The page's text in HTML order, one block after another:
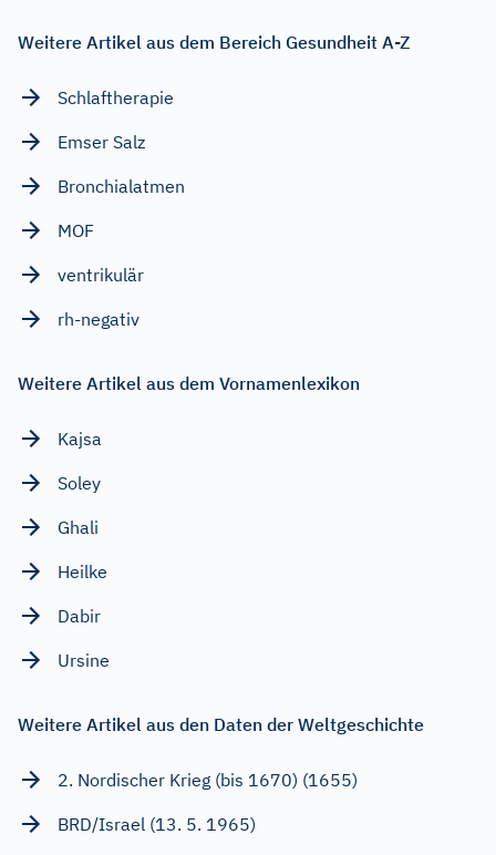
Weitere Artikel aus dem Bereich Gesundheit A-Z
Schlaftherapie
Emser Salz
Bronchialatmen
MOF
ventrikulär
rh-negativ
Weitere Artikel aus dem Vornamenlexikon
Kajsa
Soley
Ghali
Heilke
Dabir
Ursine
Weitere Artikel aus den Daten der Weltgeschichte
2. Nordischer Krieg (bis 1670) (1655)
BRD/Israel (13. 5. 1965)